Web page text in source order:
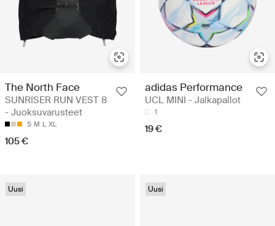
The North Face
SUNRISER RUN VEST 8
- Juoksuvarusteet
S M L XL
105 €
adidas Performance
UCL MINI - Jalkapallot
1
19 €
Uusi Uusi